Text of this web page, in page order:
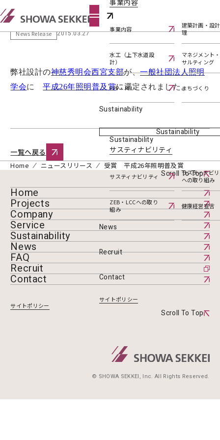
事業内容
事業内容
建築計画・設
理
水工（上下水道設
計）
マネジメント
サルティング
PPP・PFI まちづくり
Sustainability
Sustainability
Sustainability
サスティナビリティ
サスティナビリティ
サスティナビ
への取り組み
ZEB・LCCへの取り
組み
健康経営宣言
News
Recruit
Contact
サイトポリシー
受賞 平成26年照明普及賞
News Release 2015.03.27
弊社設計の神慈秀明会西宮支部が、一般社団法人照明
学会に平成26年照明普及賞に選定されました 。
一覧へ戻る
Home ニュースリリース 受賞 平成26年照明普及賞
Scroll To Top
Home
Projects
Company
Service
Sustainability
News
FAQ
Recruit
Contact
サイトポリシー
Scroll To Top
© SHOWA SEKKEI, Inc. All Rights Reserved.